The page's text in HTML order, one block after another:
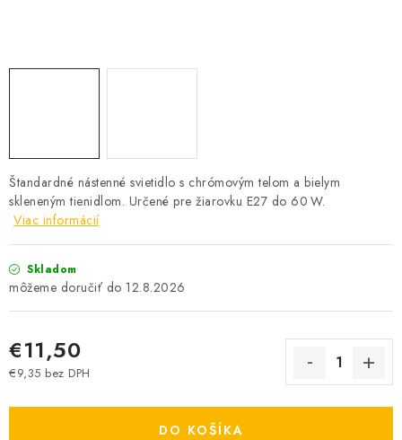
OBCHODNÉ PODMIENKY
O NÁS - MEGALED & JANTON ZÁKAMENNÉ
Reklamácie a formulár na odstúpenie od zmluvy
O nás - MEGALED & JANTON Zákamenné
Zľavy pre profíkov
Hodnotenie obchodu
Štandardné nástenné svietidlo s chrómovým telom a bielym
skleneným tienidlom. Určené pre žiarovku E27 do 60 W.
Viac informácií
Skladom
12.8.2026
€11,50
€9,35 bez DPH
DO KOŠÍKA